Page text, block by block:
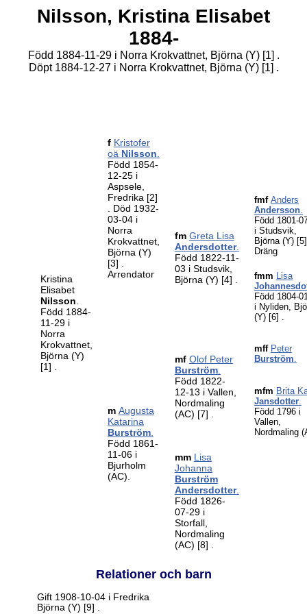
Nilsson, Kristina Elisabet
1884-
Född 1884-11-29 i Norra Krokvattnet, Björna (Y) [1] .
Döpt 1884-12-27 i Norra Krokvattnet, Björna (Y) [1] .
Kristina
Elisabet
Nilsson
Född 1884-
11-29 i
Norra
Krokvattnet,
Björna (Y)
[1]
f Kristofer
oä Nilsson
Född 1854-
12-25 i
Aspsele,
Fredrika [2]
. Död 1932-
03-04 i
Norra
Krokvattnet,
Björna (Y)
[3]
Arrendator
fm Greta Lisa
Andersdotter.
Född 1822-11-
03 i Studsvik,
Björna (Y) [4]
fmf Anders
Andersson.
Född 1801-
i Studsvik,
Björna (Y)
Dräng
fmm Lisa
Född 1804-
i Nyliden,
(Y) [6] .
m Augusta
Katarina
Burström.
Född 1861-
11-06 i
Bjurholm
(AC).
mf Olof Peter
Burström.
Född 1822-
12-13 i Vallen,
Nordmaling
(AC) [7]
mff Peter
Burström.
mfm Brita
Jansdotter.
Född 1796 i
Vallen,
Nordmaling
mm Lisa
Johanna
Burström
Andersdotter.
Född 1826-
07-29 i
Storfall,
Nordmaling
(AC) [8]
Relationer och barn
Gift 1908-10-04 i Fredrika
Björna (Y) [9] .